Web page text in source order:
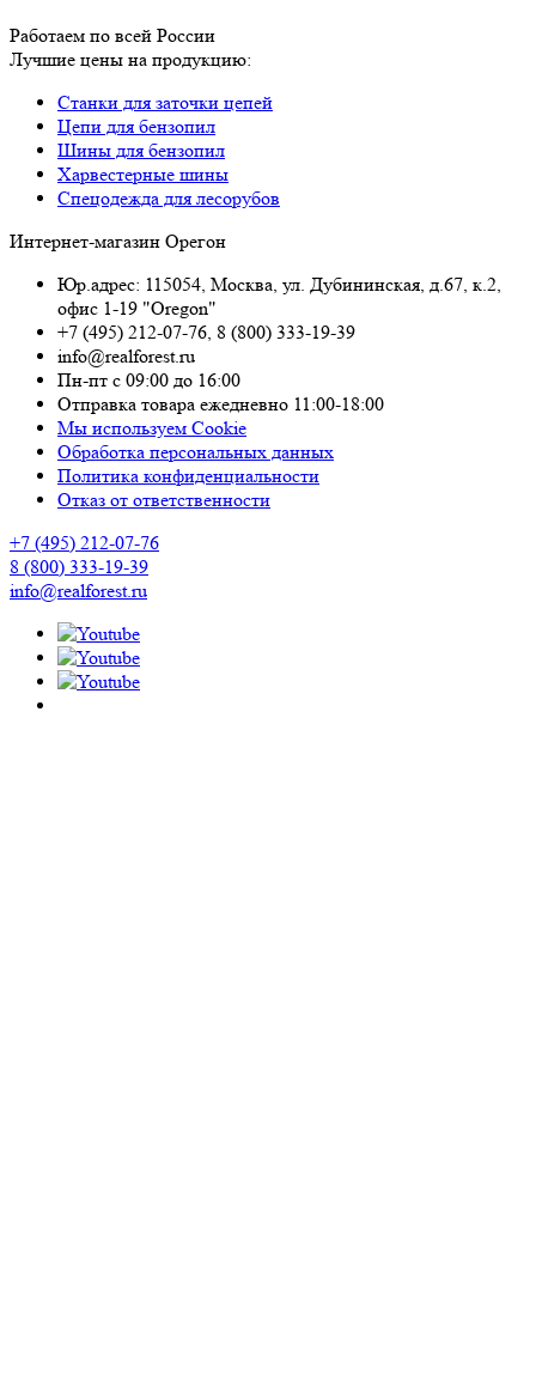
Работаем по всей России
Лучшие цены на продукцию:
Станки для заточки цепей
Цепи для бензопил
Шины для бензопил
Харвестерные шины
Спецодежда для лесорубов
Интернет-магазин Орегон
Юр.адрес: 115054, Москва, ул. Дубининская, д.67, к.2,
офис 1-19 "Oregon"
+7 (495) 212-07-76, 8 (800) 333-19-39
info@realforest.ru
Пн-пт с 09:00 до 16:00
Отправка товара ежедневно 11:00-18:00
Мы используем Cookie
Обработка персональных данных
Политика конфиденциальности
Отказ от ответственности
+7 (495) 212-07-76
8 (800) 333-19-39
info@realforest.ru